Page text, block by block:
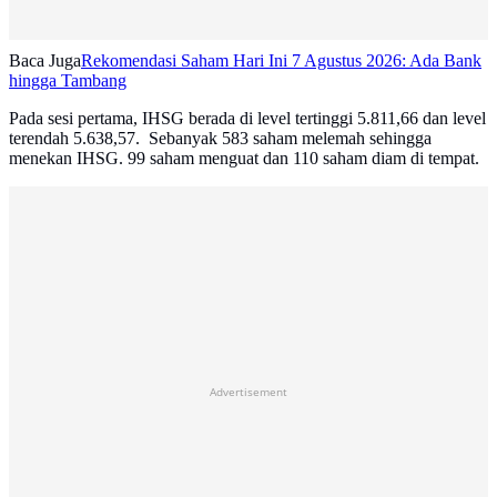
Baca JugaRekomendasi Saham Hari Ini 7 Agustus 2026: Ada Bank
hingga Tambang
Pada sesi pertama, IHSG berada di level tertinggi 5.811,66 dan level
terendah 5.638,57. Sebanyak 583 saham melemah sehingga
menekan IHSG. 99 saham menguat dan 110 saham diam di tempat.
Advertisement